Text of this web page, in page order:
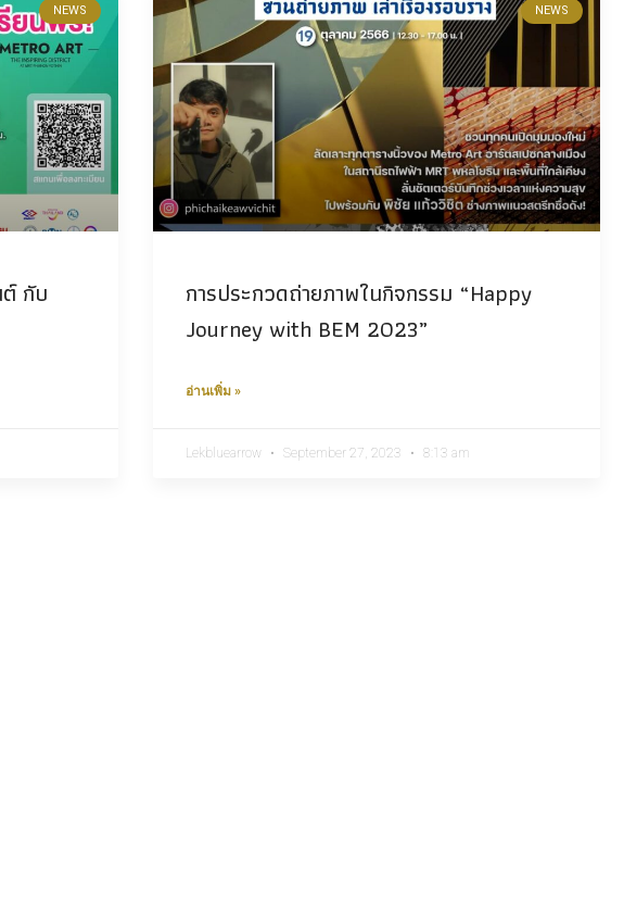
NEWS
กับ
NEWS
การประกวดถ่ายภาพในกิจกรรม “Happy
Journey with BEM 2023”
อ่านเพิ่ม »
Lekbluearrow September 27, 2023 8:13 am